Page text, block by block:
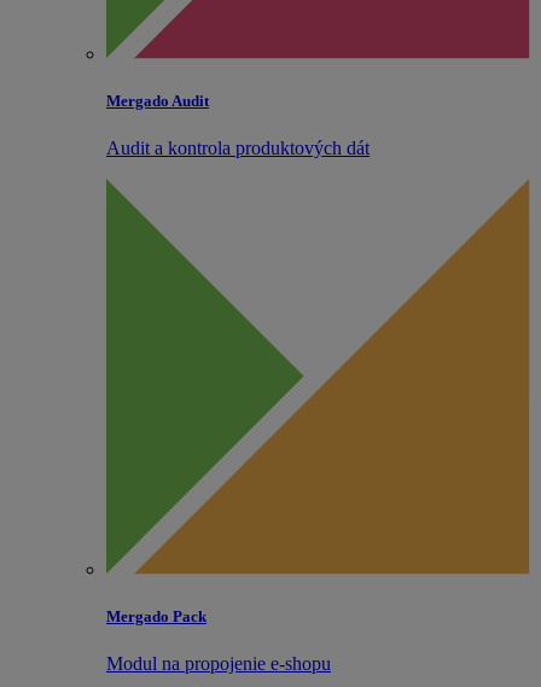
Mergado Audit
Audit a kontrola produktových dát
Mergado Pack
Modul na propojenie e‑shopu